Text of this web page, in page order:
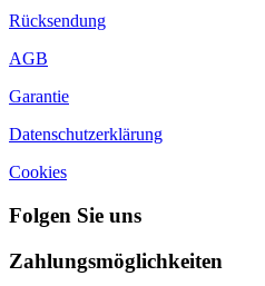
Rücksendung
AGB
Garantie
Datenschutzerklärung
Cookies
Folgen Sie uns
Zahlungsmöglichkeiten